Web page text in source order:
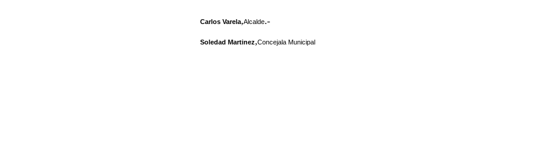
Carlos Varela,Alcalde.-
Soledad Martinez,Concejala Municipal